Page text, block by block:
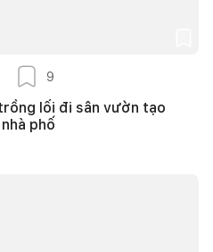
9
lối đi sân vườn tạo
phố